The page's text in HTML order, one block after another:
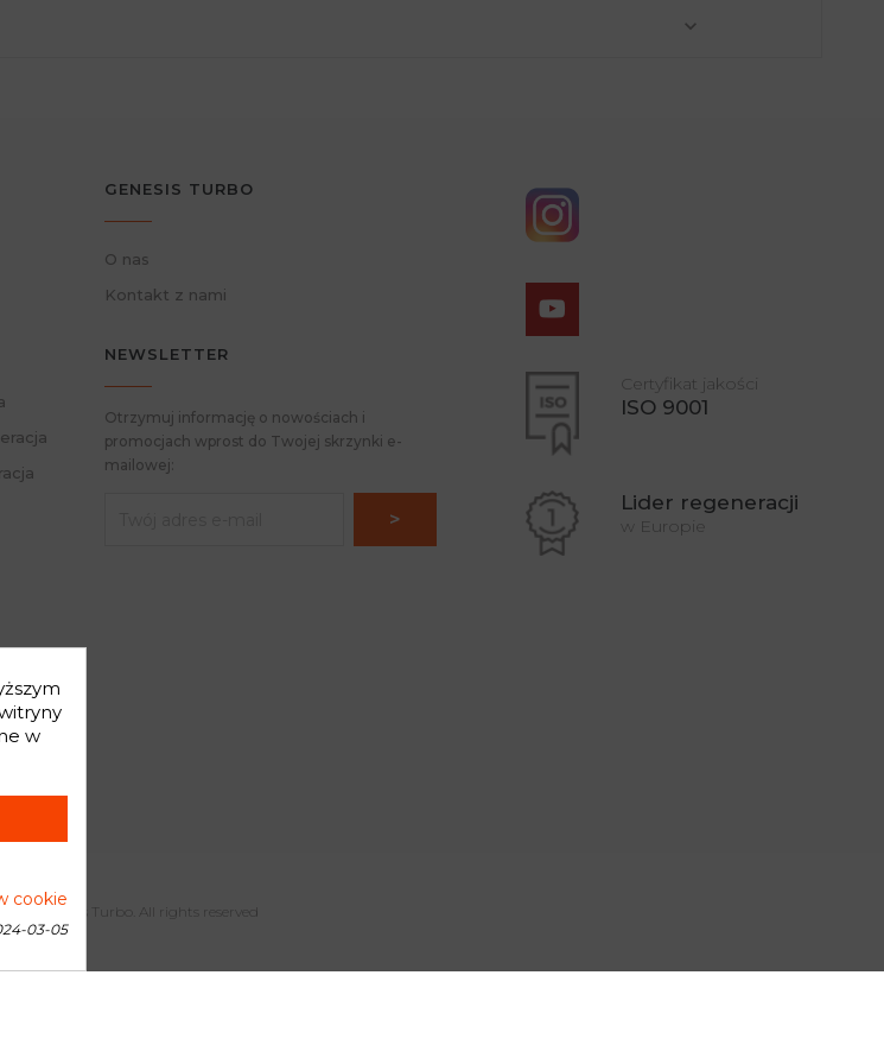
GENESIS TURBO
O nas
Kontakt z nami
NEWSLETTER
Otrzymuj informację o nowościach i
promocjach wprost do Twojej skrzynki e-
mailowej:
Certyfikat jakości
ISO 9001
Lider regeneracji
w Europie
Genesis Turbo. All rights reserved
w
cookie
03-05